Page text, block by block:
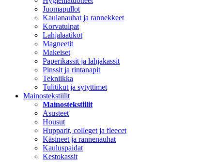
Juomapullot
Kaulanauhat ja rannekkeet
Korvatulpat
Lahjalaatikot
Magneetit
Makeiset
Paperikassit ja lahjakassit
Pinssit ja rintanapit
Tekniikka
Tulitikut ja sytyttimet
Mainostekstiilit
Mainostekstiilit
Asusteet
Housut
Hupparit, colleget ja fleecet
Käsineet ja rannenauhat
Kauluspaidat
Kestokassit